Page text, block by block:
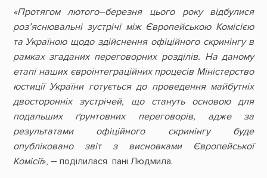
«Протягом лютого–березня цього року відбулися
роз’яснювальні зустрічі між Європейською Комісією
та Україною щодо здійснення офіційного скринінгу в
рамках згаданих переговорних розділів. На даному
етапі наших євроінтеграційних процесів Міністерство
юстиції України готується до проведення майбутніх
двосторонніх зустрічей, що стануть основою для
подальших ґрунтовних переговорів, адже за
результатами офіційного скринінгу буде
опубліковано звіт з висновками Європейської
Комісії», – поділилася пані Людмила.